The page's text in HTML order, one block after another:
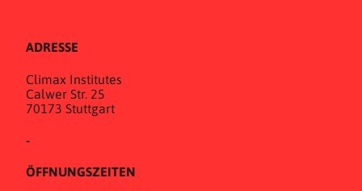
ADRESSE
Climax Institutes
Calwer Str. 25
70173 Stuttgart
-
ÖFFNUNGSZEITEN